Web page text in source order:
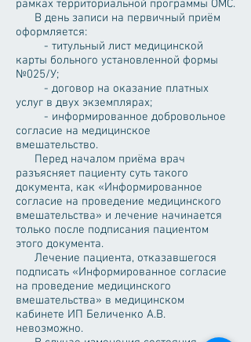
рамках территориальной программы ОМС.
В день записи на первичный приём
оформляется:
- титульный лист медицинской
карты больного установленной формы
№025/У;
- договор на оказание платных
услуг в двух экземплярах;
- информированное добровольное
согласие на медицинское
вмешательство.
Перед началом приёма врач
разъясняет пациенту суть такого
документа, как «Информированное
согласие на проведение медицинского
вмешательства» и лечение начинается
только после подписания пациентом
этого документа.
Лечение пациента, отказавшегося
подписать «Информированное согласие
на проведение медицинского
вмешательства» в медицинском
кабинете ИП Беличенко А.В.
невозможно.